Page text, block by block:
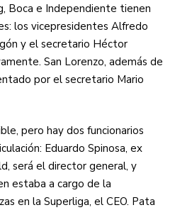
Boca e Independiente tienen
los vicepresidentes Alfredo
y el secretario Héctor
San Lorenzo, además de
por el secretario Mario
pero hay dos funcionarios
Eduardo Spinosa, ex
será el director general, y
estaba a cargo de la
en la Superliga, el CEO. Pata